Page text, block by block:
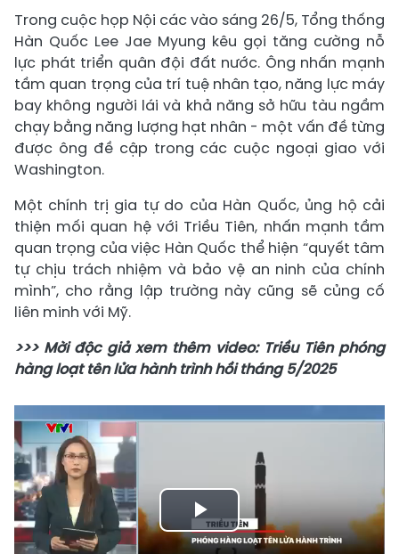
Trong cuộc họp Nội các vào sáng 26/5, Tổng thống
Hàn Quốc Lee Jae Myung kêu gọi tăng cường nỗ
lực phát triển quân đội đất nước. Ông nhấn mạnh
tầm quan trọng của trí tuệ nhân tạo, năng lực máy
bay không người lái và khả năng sở hữu tàu ngầm
chạy bằng năng lượng hạt nhân - một vấn đề từng
được ông đề cập trong các cuộc ngoại giao với
Washington.
Một chính trị gia tự do của Hàn Quốc, ủng hộ cải
thiện mối quan hệ với Triều Tiên, nhấn mạnh tầm
quan trọng của việc Hàn Quốc thể hiện “quyết tâm
tự chịu trách nhiệm và bảo vệ an ninh của chính
mình”, cho rằng lập trường này cũng sẽ củng cố
liên minh với Mỹ.
>>> Mời độc giả xem thêm video: Triều Tiên phóng
hàng loạt tên lửa hành trình hồi tháng 5/2025
Play